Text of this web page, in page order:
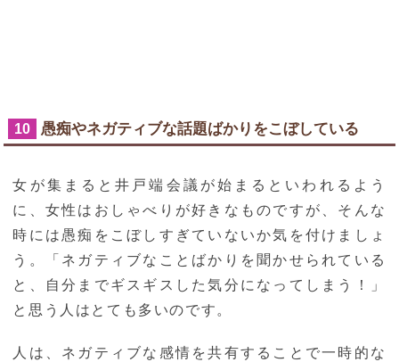
10 愚痴やネガティブな話題ばかりをこぼしている
女が集まると井戸端会議が始まるといわれるよう
に、女性はおしゃべりが好きなものですが、そんな
時には愚痴をこぼしすぎていないか気を付けましょ
う。「ネガティブなことばかりを聞かせられている
と、自分までギスギスした気分になってしまう！」
と思う人はとても多いのです。
人は、ネガティブな感情を共有することで一時的な